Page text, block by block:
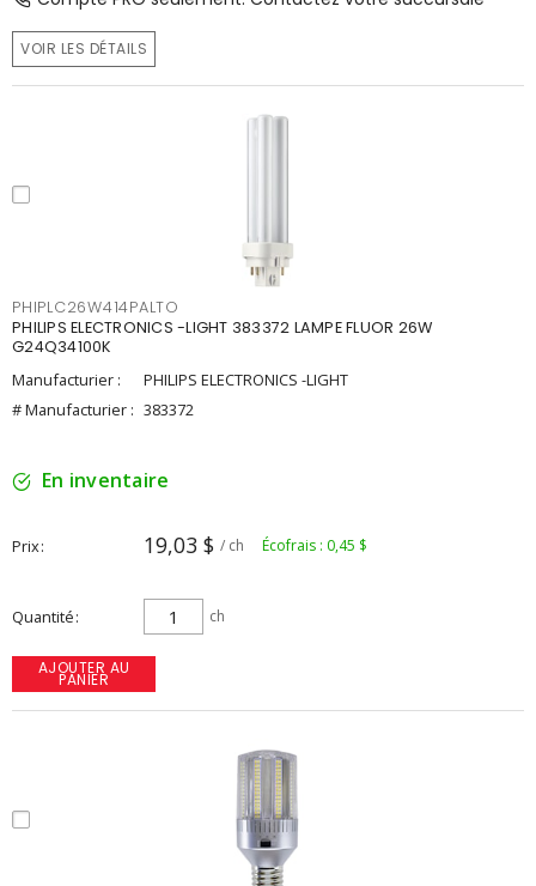
VOIR LES DÉTAILS
PHIPLC26W414PALTO
PHILIPS ELECTRONICS -LIGHT 383372 LAMPE FLUOR 26W
G24Q34100K
Manufacturier :
PHILIPS ELECTRONICS -LIGHT
# Manufacturier : 383372
En inventaire
Prix 19,03 $ / ch Écofrais : 0,45 $
Quantité ch
AJOUTER AU
PANIER